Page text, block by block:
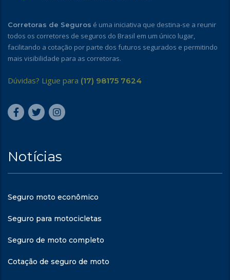
Corretoras de Seguros é uma iniciativa que destina-se a reunir
todos os corretores de seguros do Brasil em um único lugar,
facilitando a cotação por parte dos futuros segurados e permitindo
mais visibilidade para as corretoras.
Dúvidas? Ligue para (17) 98175 7624
Notícias
Seguro moto econômico
Seguro para motocicletas
Seguro de moto completo
Cotação de seguro de moto